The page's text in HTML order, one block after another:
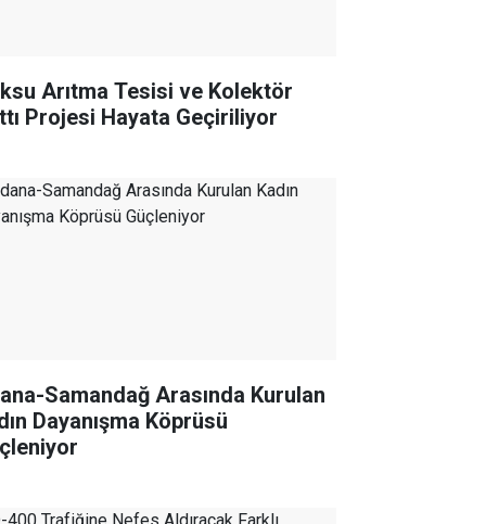
Arıtma Tesisi ve Kolektör
Projesi Hayata Geçiriliyor
Samandağ Arasında Kurulan
Dayanışma Köprüsü